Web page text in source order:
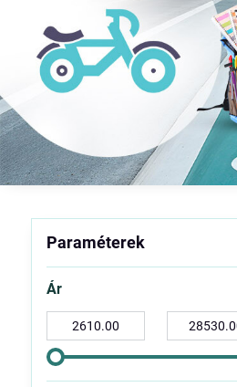
Paraméterek
Ár
tól:
ig: